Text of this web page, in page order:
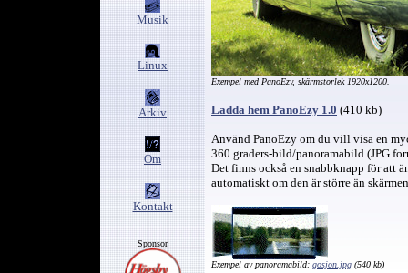
Musik
Linux
Arkiv
Om
Kontakt
Sponsor
Exempel med PanoEzy, skärmstorlek 1920x1200.
Ladda hem PanoEzy 1.0 (410 kb)
Använd PanoEzy om du vill visa en
360 graders-bild/panoramabild (JPG
Det finns också en snabbknapp för att
automatiskt om den är större än
Exempel av panoramabild: gosjon.jpg (540 kb)